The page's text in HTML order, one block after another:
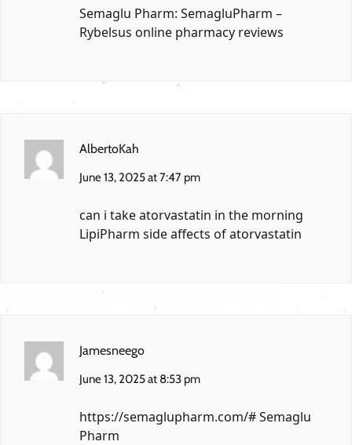
Semaglu Pharm: SemagluPharm –
Rybelsus online pharmacy reviews
AlbertoKah
June 13, 2025 at 7:47 pm
can i take atorvastatin in the morning
LipiPharm side affects of atorvastatin
Jamesneego
June 13, 2025 at 8:53 pm
https://semaglupharm.com/#Semaglu
Pharm